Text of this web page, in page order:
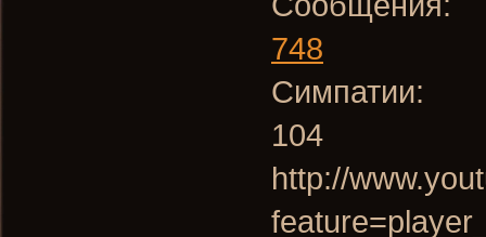
748
Симпатии:
104
http://